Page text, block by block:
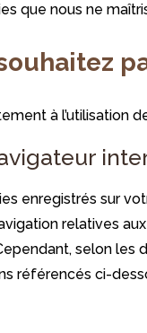
que nous ne
à l’utilisation
enregistrés sur
relatives
selon
référencés ci-